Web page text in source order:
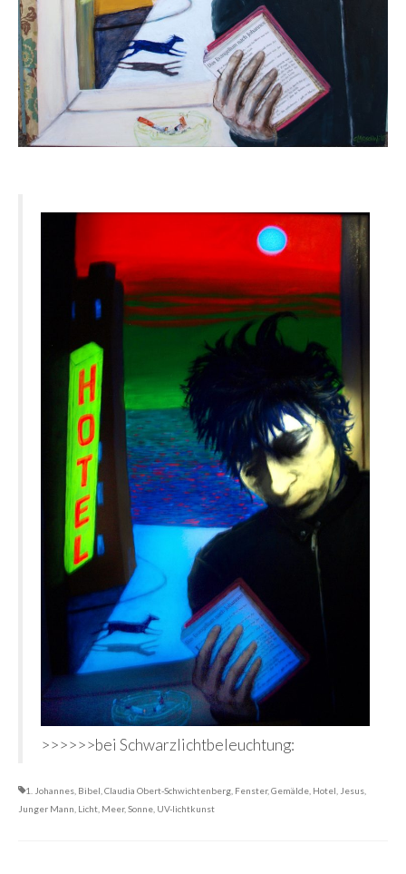
Kinderbücher
Designs
Dies & Das
Werkstücke
>>>>>>bei Schwarzlichtbeleuchtung:
1. Johannes Bibel Claudia Obert-Schwichtenberg Fenster, Gemälde Hotel Jesus
Junger Mann Licht Meer, Sonne UV-lichtkunst